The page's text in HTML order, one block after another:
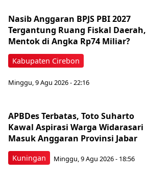
Kabupaten Cirebon
Nasib Anggaran BPJS PBI 2027
Tergantung Ruang Fiskal Daerah,
Mentok di Angka Rp74 Miliar?
Minggu, 9 Agu 2026 - 22:16
Kuningan
APBDes Terbatas, Toto Suharto
Kawal Aspirasi Warga Widarasari
Masuk Anggaran Provinsi Jabar
Minggu, 9 Agu 2026 - 18:56